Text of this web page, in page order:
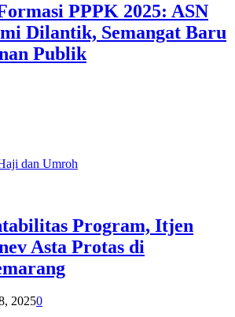
PPPK 2025: ASN
Dilantik, Semangat Baru
Publik
dan Umroh
Program, Itjen
Asta Protas di
20250